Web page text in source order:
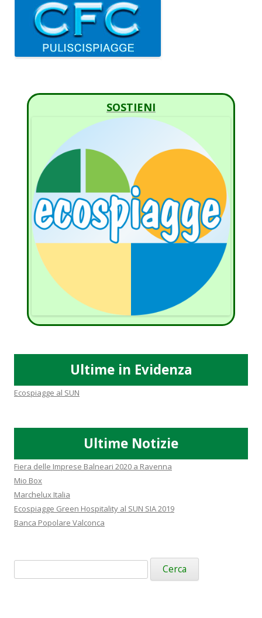
SOSTIENI
Ultime in Evidenza
Ecospiagge al SUN
Ultime Notizie
Fiera delle Imprese Balneari 2020 a Ravenna
Mio Box
Marchelux Italia
Ecospiagge Green Hospitality al SUN SIA 2019
Banca Popolare Valconca
Ricerca
per: